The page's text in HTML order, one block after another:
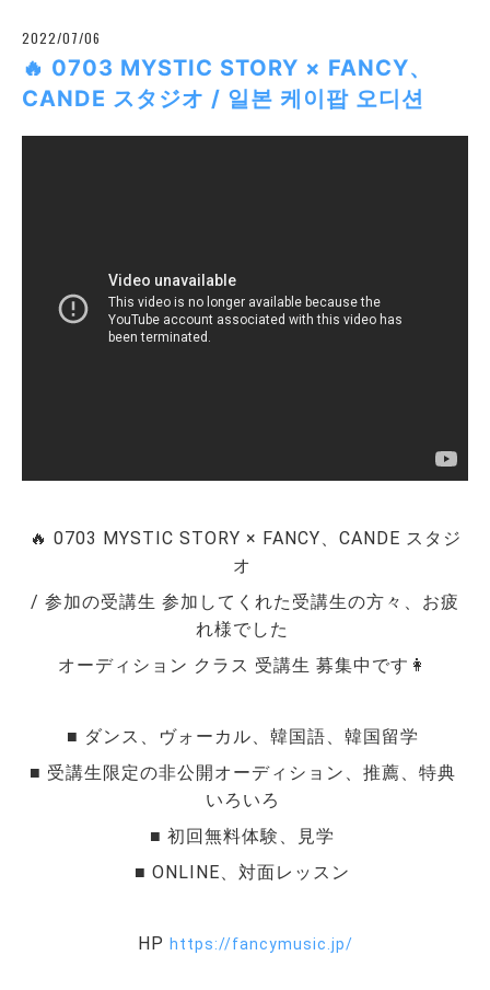
2022/07/06
🔥 0703 MYSTIC STORY × FANCY、
CANDE スタジオ / 일본 케이팝 오디션
🔥 0703 MYSTIC STORY × FANCY、CANDE スタジ
オ
/ 参加の受講生 参加してくれた受講生の方々、お疲
れ様でした
オーディション クラス 受講生 募集中です👩
■ ダンス、ヴォーカル、韓国語、韓国留学
■ 受講生限定の非公開オーディション、推薦、特典
いろいろ
■ 初回無料体験、見学
■ ONLINE、対面レッスン
HP https://fancymusic.jp/